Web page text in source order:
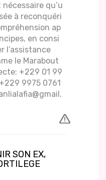
qu’u
à reconquéri
ap
en consi
l’assistance
le Marabout
+229 01 99
9975 0761
SON EX,